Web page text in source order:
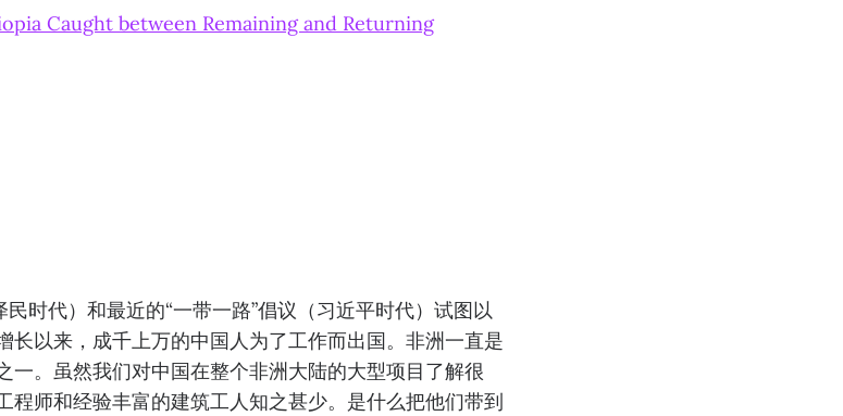
Caught between Remaining and Returning
民时代）和最近的“一带一路”倡议（习近平时代）试图以
长以来，成千上万的中国人为了工作而出国。非洲一直是
一。虽然我们对中国在整个非洲大陆的大型项目了解很
程师和经验丰富的建筑工人知之甚少。是什么把他们带到